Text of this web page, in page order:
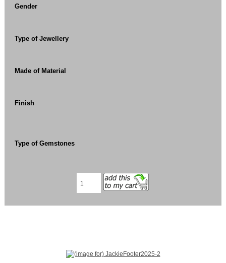
Gender
Type of Jewellery
Made of Material
Finish
Type of Gemstones